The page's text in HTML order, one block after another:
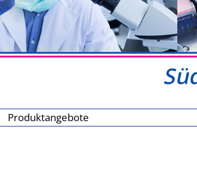
Produktangebote